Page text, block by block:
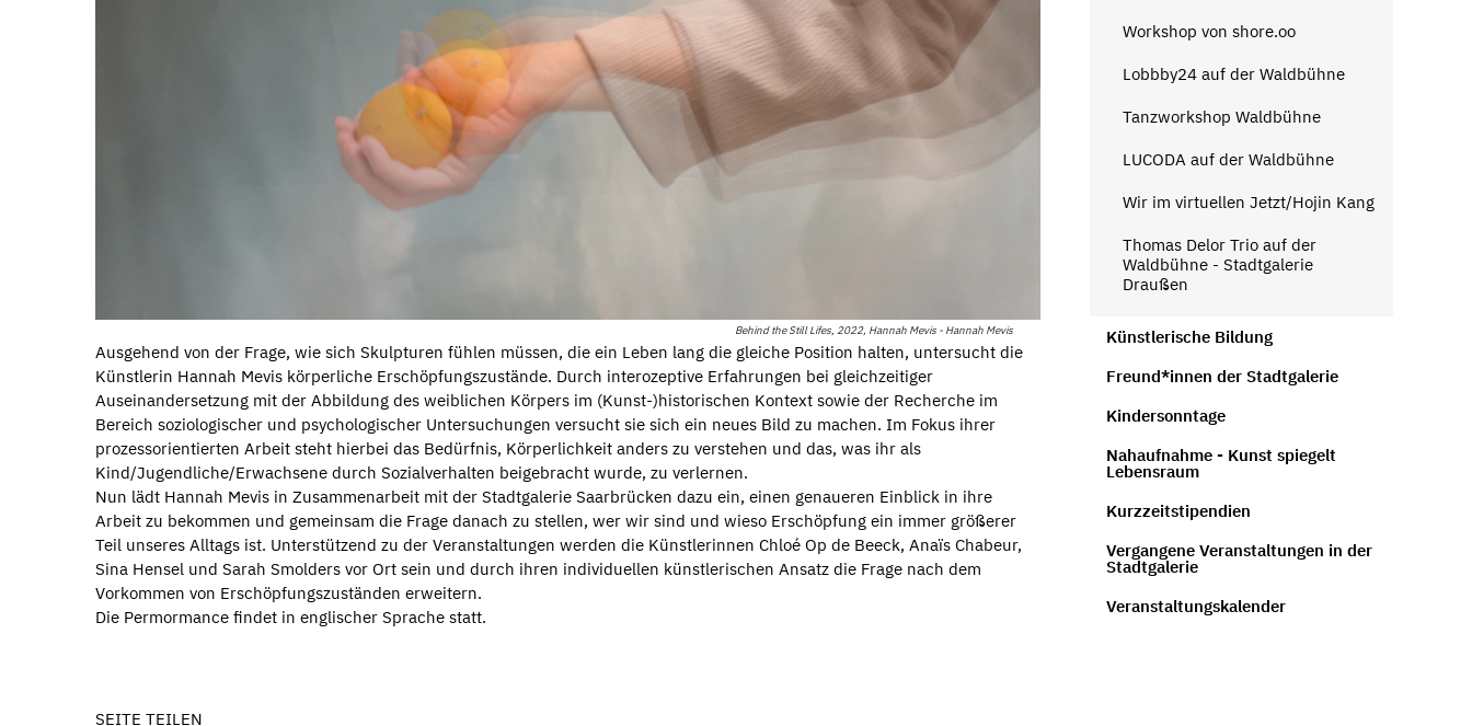
Behind the Still Lifes, 2022, Hannah Mevis - Hannah Mevis
Ausgehend von der Frage, wie sich Skulpturen fühlen müssen, die ein Leben lang die gleiche Position halten, untersucht die
Künstlerin Hannah Mevis körperliche Erschöpfungszustände. Durch interozeptive Erfahrungen bei gleichzeitiger
Auseinandersetzung mit der Abbildung des weiblichen Körpers im (Kunst-)historischen Kontext sowie der Recherche im
Bereich soziologischer und psychologischer Untersuchungen versucht sie sich ein neues Bild zu machen. Im Fokus ihrer
prozessorientierten Arbeit steht hierbei das Bedürfnis, Körperlichkeit anders zu verstehen und das, was ihr als
Kind/Jugendliche/Erwachsene durch Sozialverhalten beigebracht wurde, zu verlernen.
Nun lädt Hannah Mevis in Zusammenarbeit mit der Stadtgalerie Saarbrücken dazu ein, einen genaueren Einblick in ihre
Arbeit zu bekommen und gemeinsam die Frage danach zu stellen, wer wir sind und wieso Erschöpfung ein immer größerer
Teil unseres Alltags ist. Unterstützend zu der Veranstaltungen werden die Künstlerinnen Chloé Op de Beeck, Anaïs Chabeur,
Sina Hensel und Sarah Smolders vor Ort sein und durch ihren individuellen künstlerischen Ansatz die Frage nach dem
Vorkommen von Erschöpfungszuständen erweitern.
Die Permormance findet in englischer Sprache statt.
Workshop von shore.oo
Lobbby24 auf der Waldbühne
Tanzworkshop Waldbühne
LUCODA auf der Waldbühne
Wir im virtuellen Jetzt/Hojin Kang
Thomas Delor Trio auf der
Waldbühne - Stadtgalerie
Draußen
Künstlerische Bildung
Freund*innen der Stadtgalerie
Kindersonntage
Nahaufnahme - Kunst spiegelt
Lebensraum
Kurzzeitstipendien
Vergangene Veranstaltungen in der
Stadtgalerie
Veranstaltungskalender
SEITE TEILEN